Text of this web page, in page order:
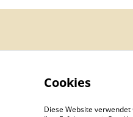
Cookies
Diese Website